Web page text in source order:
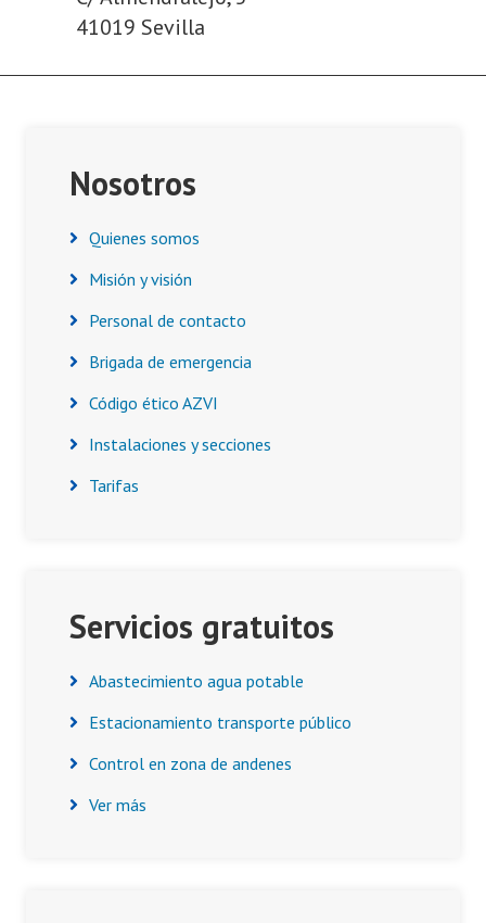
41019 Sevilla
Nosotros
Quienes somos
Misión y visión
Personal de contacto
Brigada de emergencia
Código ético AZVI
Instalaciones y secciones
Tarifas
Servicios gratuitos
Abastecimiento agua potable
Estacionamiento transporte público
Control en zona de andenes
Ver más